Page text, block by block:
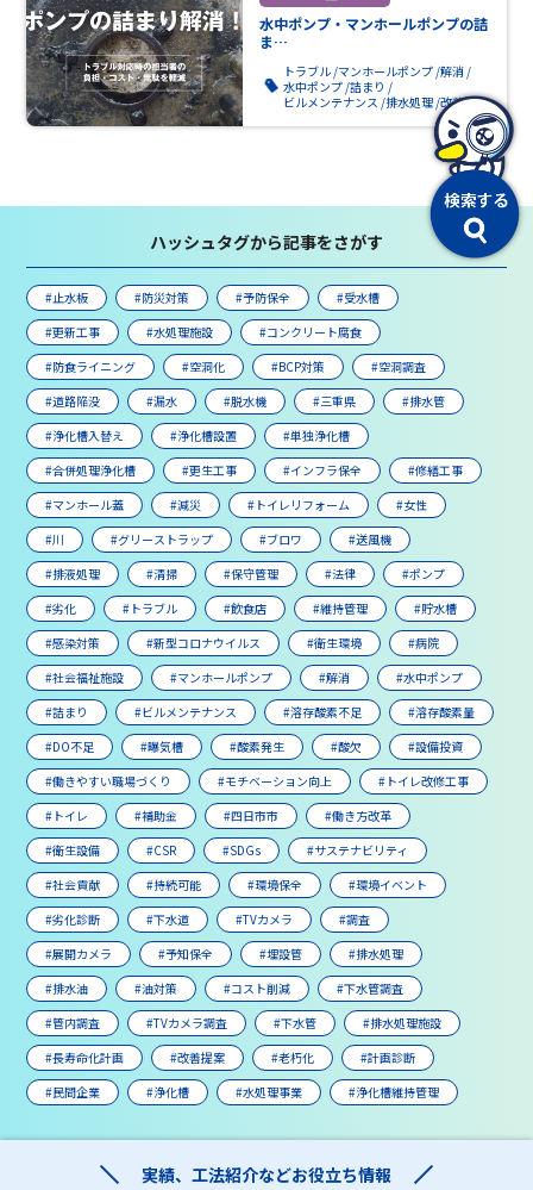
水中ポンプ・マンホールポンプの詰
ま…
トラブル マンホールポンプ 解消
水中ポンプ 詰まり
ビルメンテナンス 排水処理 改善提案
ハッシュタグから記事をさがす
#止水板 #防災対策 #予防保全
#受水槽
#更新工事
#水処理施設
#コンクリート腐食
#防食ライニング
#空洞化 #BCP対策
#空洞調査
#道路陥没
#漏水 #脱水機 #三重県
#排水管
#浄化槽入替え
#浄化槽設置
#単独浄化槽
#合併処理浄化槽
#更生工事 #インフラ保全
#修繕工事
#マンホール蓋
#減災 #トイレリフォーム
#女性
#川
#グリーストラップ #ブロワ
#送風機
#排液処理
#清掃 #保守管理 #法律
#ポンプ
#劣化
#トラブル #飲食店 #維持管理
#貯水槽
#感染対策
#新型コロナウイルス #衛生環境
#病院
#社会福祉施設
#マンホールポンプ #解消
#水中ポンプ
#詰まり
#ビルメンテナンス #溶存酸素不足
#溶存酸素量
#DO不足
#曝気槽 #酸素発生 #酸欠
#設備投資
#働きやすい職場づくり
#モチベーション向上
#トイレ改修工事
#トイレ
#補助金 #四日市市
#働き方改革
#衛生設備
#CSR #SDGs
#サステナビリティ
#社会貢献
#持続可能 #環境保全
#環境イベント
#劣化診断
#下水道 #TVカメラ
#調査
#展開カメラ
#予知保全 #埋設管
#排水処理
#排水油
#油対策 #コスト削減
#下水管調査
#管内調査
#TVカメラ調査 #下水管
#排水処理施設
#長寿命化計画
#改善提案 #老朽化
#計画診断
#民間企業
#浄化槽 #水処理事業 #浄化槽維持管理
実績、工法紹介などお役立ち情報